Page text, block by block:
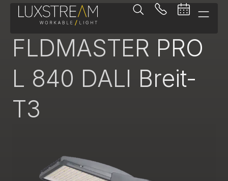
FLDMASTER PRO
L 840 DALI Breit-
T3